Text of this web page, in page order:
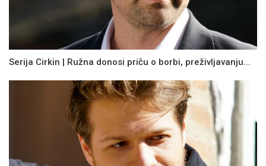
Serija Cirkin | Ružna donosi priču o borbi, preživljavanju...